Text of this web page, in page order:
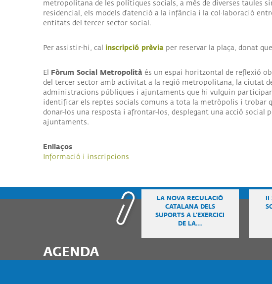
metropolitana de les polítiques socials, a més de diverses taules
residencial, els models d’atenció a la infància i la col·laboració
entitats del tercer sector social.
Per assistir-hi, cal inscripció prèvia per reservar la plaça, donat
El Fòrum Social Metropolità és un espai horitzontal de reflexió
del tercer sector amb activitat a la regió metropolitana, la ciutat
administracions públiques i ajuntaments que hi vulguin participar.
identificar els reptes socials comuns a tota la metròpolis i trobar
donar-los una resposta i afrontar-los, desplegant una acció social
ajuntaments.
Enllaços
Informació i inscripcions
AGENDA
LA NOVA REGULACIÓ
CATALANA DELS
SUPORTS A L'EXERCICI
DE LA…
II